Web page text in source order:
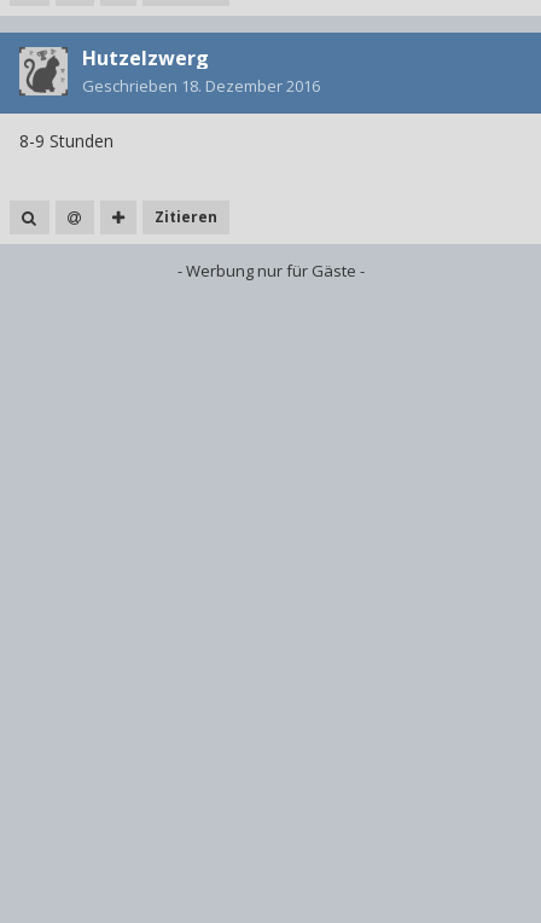
Hutzelzwerg
Geschrieben 18. Dezember 2016
8-9 Stunden
Zitieren
- Werbung nur für Gäste -